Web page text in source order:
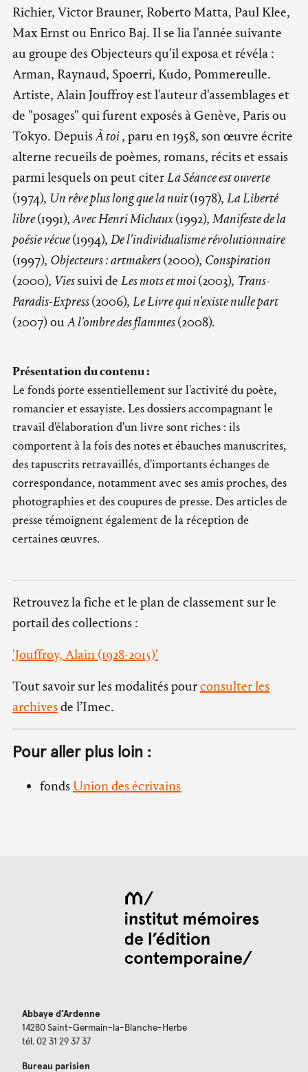
Richier, Victor Brauner, Roberto Matta, Paul Klee,
Max Ernst ou Enrico Baj. Il se lia l'année suivante
au groupe des Objecteurs qu'il exposa et révéla :
Arman, Raynaud, Spoerri, Kudo, Pommereulle.
Artiste, Alain Jouffroy est l'auteur d'assemblages et
de "posages" qui furent exposés à Genève, Paris ou
Tokyo. DepuisÀ toi, paru en 1958, son œuvre écrite
alterne recueils de poèmes, romans, récits et essais
parmi lesquels on peut citerLa Séance est ouverte
(1974), Un rêve plus long que la nuit(1978), La Liberté
libre(1991),Avec Henri Michaux(1992), Manifeste de la
poésie vécue(1994), De l'individualisme révolutionnaire
(1997), Objecteurs : artmakers(2000), Conspiration
(2000), Viessuivi de Les mots et moi(2003), Trans-
Paradis-Express(2006), Le Livre qui n'existe nulle part
(2007) ouA l'ombre des flammes(2008).
Présentation du contenu :
Le fonds porte essentiellement sur l'activité du poète,
romancier et essayiste. Les dossiers accompagnant le
travail d'élaboration d'un livre sont riches : ils
comportent à la fois des notes et ébauches manuscrites,
des tapuscrits retravaillés, d'importants échanges de
correspondance, notamment avec ses amis proches, des
photographies et des coupures de presse. Des articles de
presse témoignent également de la réception de
certaines œuvres.
Retrouvez la fiche et le plan de classement sur le
portail des collections :
'Jouffroy, Alain (1928-2015)'
Tout savoir sur les modalités pourconsulter les
archivesde l’Imec.
Pour aller plus loin :
fondsUnion des écrivains
Abbaye d’Ardenne
14280 Saint-Germain-la-Blanche-Herbe
tél. 02 31 29 37 37
Bureau parisien